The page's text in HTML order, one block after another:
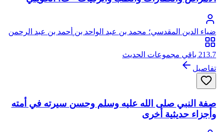
ضياء الدين المقدسي؛ محمد بن عبد الواحد بن أحمد بن عبد الرحمن
السعدي، المقدسي الأصل، الصالحي الحنبلي، أبو عبد الله، ضياء
الدين
213.7 باقي مجموعات الحديث
تفاصيل
صفة النبي صلى الله عليه وسلم وحسن سيرته في أمته
وأجزاء حديثية أخرى